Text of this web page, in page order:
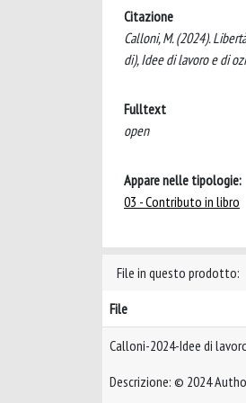
Citazione
Calloni, M. (2024).
di), Idee di lavoro e di
Fulltext
open
Appare nelle tipologie:
03 - Contributo in libro
File in questo prodotto:
File
Calloni-2024-Idee di
Descrizione: © 2024